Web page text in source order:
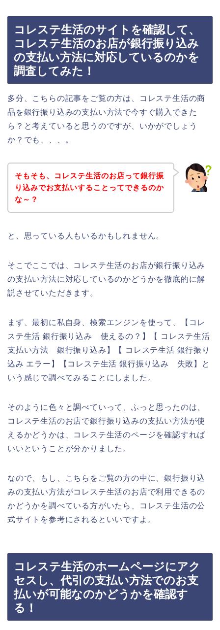
コレステ生活のサイトを確認して、
コレステ生活のお店が銀行振り込み
の支払い方法に対応しているのかを
調査してみた！
多分、こちらの記事をご覧の方は、コレステ生活の商
品を銀行振り込みの支払い方法で今すぐ購入できた
ら？と考えていると思うのですが、いかがでしょう
か？でも、、、。
そもそも、コレステ生活のお店って銀行振
り込みでお支払いすることってできるのか
な～？
と、思っている人もいるかもしれません。
そこでここでは、コレステ生活のお店が銀行振り込み
の支払い方法に対応しているのかどうかを徹底的に解
説させていただきます。
まず、最初に私自身、検索エンジンを使って、【コレ
ステ生活 銀行振り込み 使えるの？】【 コレステ生活
支払い方法 銀行振り込み】【 コレステ生活 銀行振り
込み エラー】【コレステ生活 銀行振り込み 失敗】と
いう感じで調べてみることにしました。
そのように色々と調べていって、ふっと思ったのは、
コレステ生活のお店で銀行振り込みの支払い方法が使
えるかどうかは、コレステ生活のページを確認すれば
いいということが分かりました。
なので、もし、こちらをご覧の方の中に、銀行振り込
みの支払い方法がコレステ生活のお店で利用できるの
かどうかを調べている方がいたら、コレステ生活の公
式サイトを参考にされるといいですよ。
コレステ生活のホームページにアク
セスし、代引の支払い方法でのお支
払いが可能なのかどうかを確認す
る！